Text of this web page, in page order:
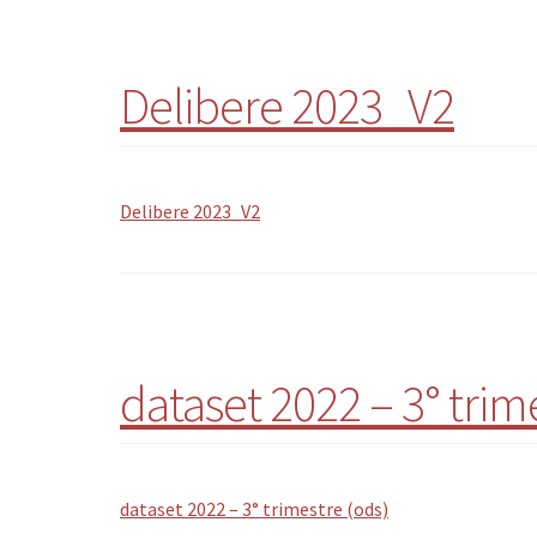
Delibere 2023_V2
Delibere 2023_V2
dataset 2022 – 3°
dataset 2022 – 3° trimestre (ods)